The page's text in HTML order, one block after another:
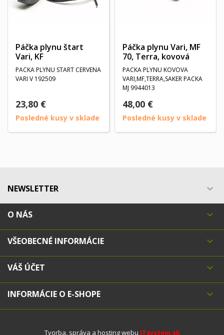
Páčka plynu štart
Vari, KF
PACKA PLYNU START CERVENA
VARI V 192509
23,80 €
Posledné kusy v sklade
Páčka plynu Vari, MF
70, Terra, kovová
PACKA PLYNU KOVOVA
VARI,MF,TERRA,SAKER PACKA
MJ 9944013
48,00 €
Posledné kusy v sklade
NEWSLETTER 
O NÁS 
VŠEOBECNÉ INFORMÁCIE 
VÁŠ ÚČET 
INFORMÁCIE O E-SHOPE 
Tvorba, správa a hosting webu ITsystem.sk